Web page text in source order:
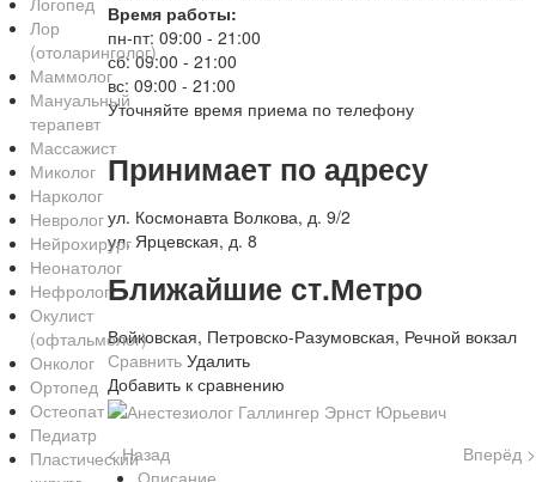
Время работы:
пн-пт: 09:00 - 21:00
сб: 09:00 - 21:00
вс: 09:00 - 21:00
Уточняйте время приема по телефону
Принимает по адресу
ул. Космонавта Волкова, д. 9/2
ул. Ярцевская, д. 8
Ближайшие ст.Метро
Войковская, Петровско-Разумовская, Речной вокзал
Сравнить Удалить
Добавить к сравнению
< Назад
Вперёд >
Описание
Лор
(отоларинголог)
Маммолог
Мануальный
терапевт
Массажист
Миколог
Нарколог
Невролог
Нейрохирург
Неонатолог
Нефролог
Окулист
(офтальмолог)
Онколог
Ортопед
Остеопат
Педиатр
Пластический